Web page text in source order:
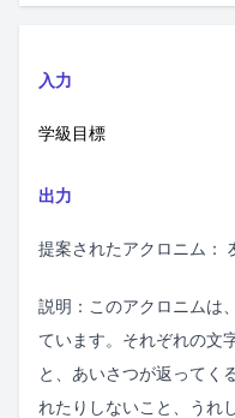
入力
学級目標
出力
提案されたアクロニム：
説明：このアクロニムは
ています。それぞれの文
と、あいさつが返ってく
れたりしないこと、うれ